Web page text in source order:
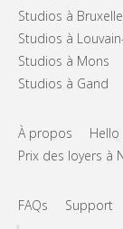
Studios à
Studios à
Studios à Mons
Studios à Gand
À propos
Prix des loyers à
FAQs Support